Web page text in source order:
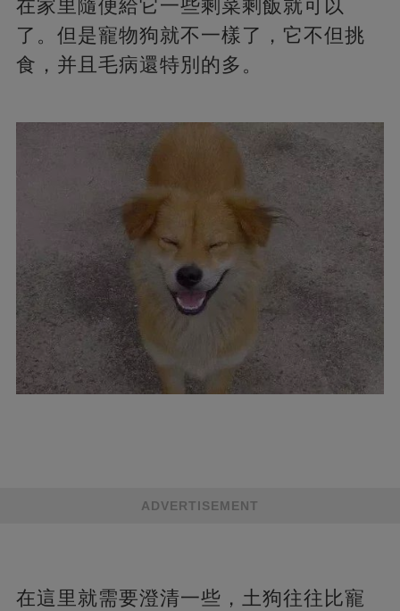
在家里隨便給它一些剩菜剩飯就可以
了。但是寵物狗就不一樣了，它不但挑
食，并且毛病還特別的多。
ADVERTISEMENT
在這里就需要澄清一些，土狗往往比寵